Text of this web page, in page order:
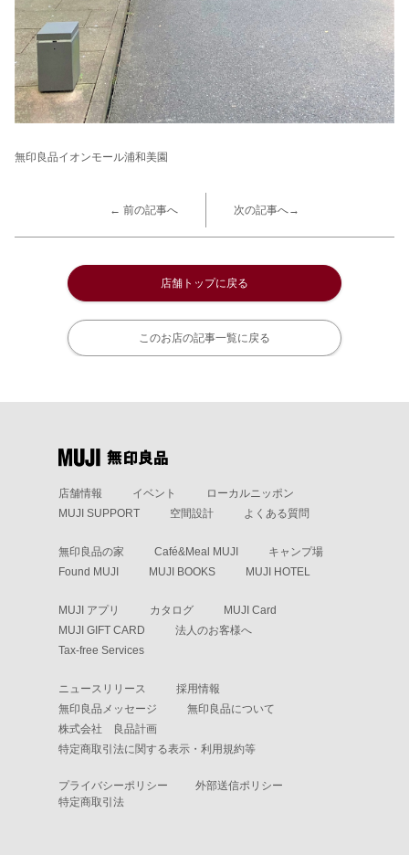
無印良品イオンモール浦和美園
← 前の記事へ 次の記事へ→
店舗トップに戻る
このお店の記事一覧に戻る
店舗情報 イベント
ローカルニッポン
MUJI SUPPORT
空間設計 よくある質問
無印良品の家 Café&Meal MUJI
キャンプ場
Found MUJI
MUJI BOOKS MUJI HOTEL
MUJI アプリ カタログ
MUJI Card
MUJI GIFT CARD
法人のお客様へ
Tax-free Services
ニュースリリース
採用情報
無印良品メッセージ
無印良品について
株式会社 良品計画
特定商取引法に関する表示・利用規約等
プライバシーポリシー
外部送信ポリシー
特定商取引法